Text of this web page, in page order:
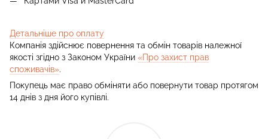
Детальніше про оплату
Компанія здійснює повернення та обмін товарів належної
якості згідно з Законом України «Про захист прав
споживачів».
Покупець має право обміняти або повернути товар протягом
14 днів з дня його купівлі.